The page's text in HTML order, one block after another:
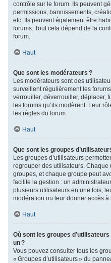
contrôle sur le forum. Ils peuvent
permissions, bannissements,
etc. Ils peuvent également être
forums. Tout cela dépend de la
forum.
Haut
Que sont les modérateurs ?
Les modérateurs sont des
surveillent régulièrement les
verrouiller, déverrouiller, déplacer,
les forums qu’ils modèrent. Leur
les règles du forum.
Haut
Que sont les groupes
Les groupes d’utilisateurs
regrouper des utilisateurs.
groupes, et chaque groupe peut
facilite la gestion : un
plusieurs utilisateurs en une fois,
modération ou leur donner accès à
Haut
Où sont les groupes
un ?
Vous pouvez consulter tous les
« Groupes d’utilisateurs » du